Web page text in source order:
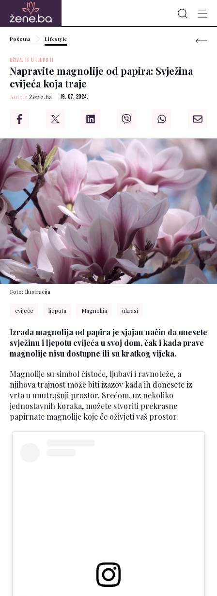
Početna Lifestyle
UŽIVAJTE U LJEPOTI
Napravite magnolije od papira: Svježina
cvijeća koja traje
Autor:Žene.ba 19. 07. 2024.
Foto: Ilustracija
cvijeće ljepota Magnolija ukrasi
Izrada magnolija od papira je sjajan način da unesete
svježinu i ljepotu cvijeća u svoj dom, čak i kada prave
magnolije nisu dostupne ili su kratkog vijeka.
Magnolije su simbol čistoće, ljubavi i ravnoteže, a
njihova trajnost može biti izazov kada ih donesete iz
vrta u unutrašnji prostor. Srećom, uz nekoliko
jednostavnih koraka, možete stvoriti prekrasne
papirnate magnolije koje će oživjeti vaš prostor.